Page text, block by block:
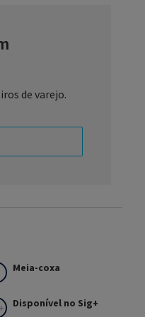
de varejo.
Meia-coxa
Disponível no Sig+
Esterilizada em
graduada,
ideal